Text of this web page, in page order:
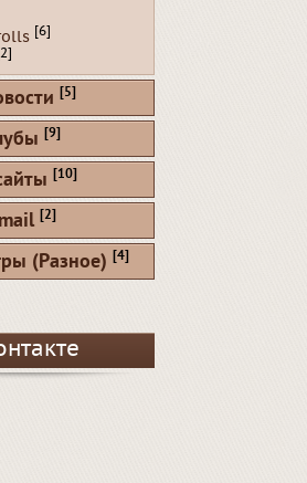
[6]
[2]
[5]
[9]
[10]
[2]
(Разное) [4]